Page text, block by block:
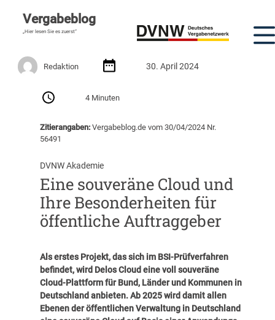
Vergabeblog
„Hier lesen Sie es zuerst“
Redaktion 30. April 2024
4 Minuten
Zitierangaben:Vergabeblog.de vom 30/04/2024 Nr.
56491
DVNW Akademie
Eine souveräne Cloud und
Ihre Besonderheiten für
öffentliche Auftraggeber
Als erstes Projekt, das sich im BSI-Prüfverfahren
befindet, wird Delos Cloud eine voll souveräne
Cloud-Plattform für Bund, Länder und Kommunen in
Deutschland anbieten. Ab 2025 wird damit allen
Ebenen der öffentlichen Verwaltung in Deutschland